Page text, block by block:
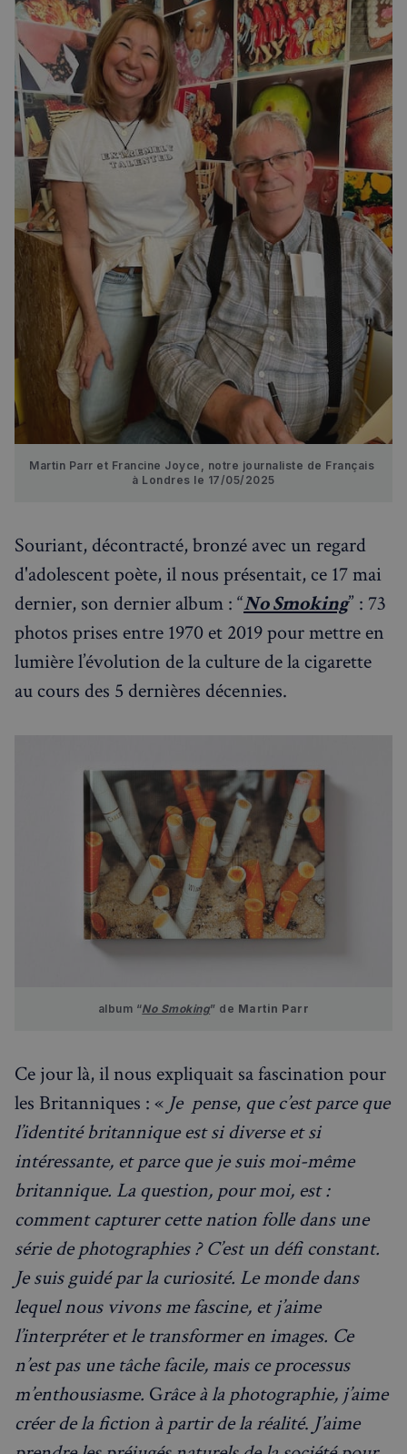
Martin Parr et Francine Joyce, notre journaliste de Français
à Londres le 17/05/2025
Souriant, décontracté, bronzé avec un regard
d'adolescent poète, il nous présentait, ce 17 mai
dernier, son dernier album : “No Smoking” : 73
photos prises entre 1970 et 2019 pour mettre en
lumière l’évolution de la culture de la cigarette
au cours des 5 dernières décennies.
album “No Smoking” de Martin Parr
Ce jour là, il nous expliquait sa fascination pour
les Britanniques : « Je pense, que c’est parce que
l’identité britannique est si diverse et si
intéressante, et parce que je suis moi-même
britannique. La question, pour moi, est :
comment capturer cette nation folle dans une
série de photographies ? C’est un défi constant.
Je suis guidé par la curiosité. Le monde dans
lequel nous vivons me fascine, et j’aime
l’interpréter et le transformer en images. Ce
n’est pas une tâche facile, mais ce processus
m’enthousiasme. Grâce à la photographie, j’aime
créer de la fiction à partir de la réalité. J’aime